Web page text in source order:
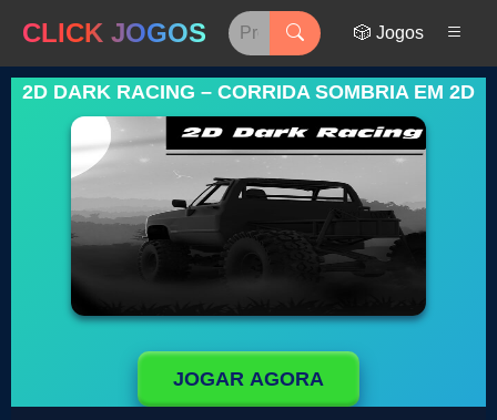
CLICK JOGOS 🎲 Jogos
2D DARK RACING – CORRIDA SOMBRIA EM 2D
JOGAR AGORA